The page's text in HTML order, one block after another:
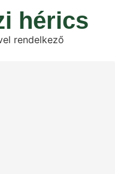
hérics
rendelkező